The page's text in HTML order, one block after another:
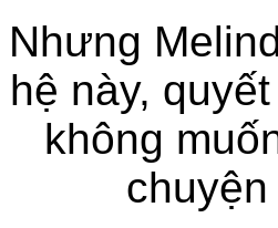
Nhưng
hệ này,
không